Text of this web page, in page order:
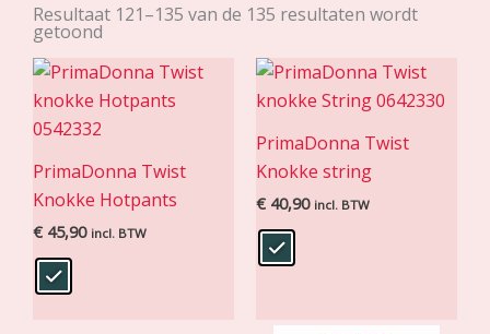
Resultaat 121–135 van de 135 resultaten wordt
getoond
PrimaDonna Twist
Knokke Hotpants
€ 45,90 incl. BTW
PrimaDonna Twist
Knokke string
€ 40,90 incl. BTW